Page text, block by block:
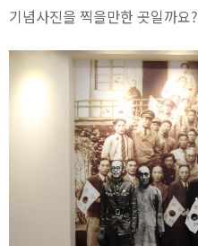
기념사진을 찍을만한 곳일까요?